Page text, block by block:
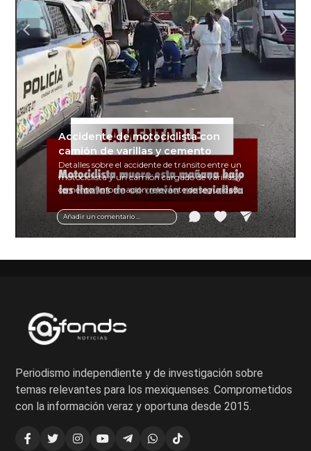
Añadir un comentario ...
Accidente de motociclista con
camión de varillas y cemento
Detalles sobre el accidente de tránsito entre un
motociclista y un camión cargado de varillas y
cemento. Información relevante de seguridad
vial y recomendaciones para motociclistas.
Periodismo independiente y de investigación sobre
temas relevantes para los mexiquenses. Comprometidos
con la información veraz y oportuna desde 2015.